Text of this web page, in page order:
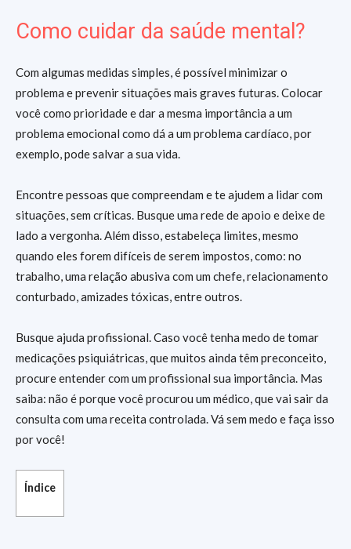
Como cuidar da saúde mental?
Com algumas medidas simples, é possível minimizar o
problema e prevenir situações mais graves futuras. Colocar
você como prioridade e dar a mesma importância a um
problema emocional como dá a um problema cardíaco, por
exemplo, pode salvar a sua vida.
Encontre pessoas que compreendam e te ajudem a lidar com
situações, sem críticas. Busque uma rede de apoio e deixe de
lado a vergonha. Além disso, estabeleça limites, mesmo
quando eles forem difíceis de serem impostos, como: no
trabalho, uma relação abusiva com um chefe, relacionamento
conturbado, amizades tóxicas, entre outros.
Busque ajuda profissional. Caso você tenha medo de tomar
medicações psiquiátricas, que muitos ainda têm preconceito,
procure entender com um profissional sua importância. Mas
saiba: não é porque você procurou um médico, que vai sair da
consulta com uma receita controlada. Vá sem medo e faça isso
por você!
Índice